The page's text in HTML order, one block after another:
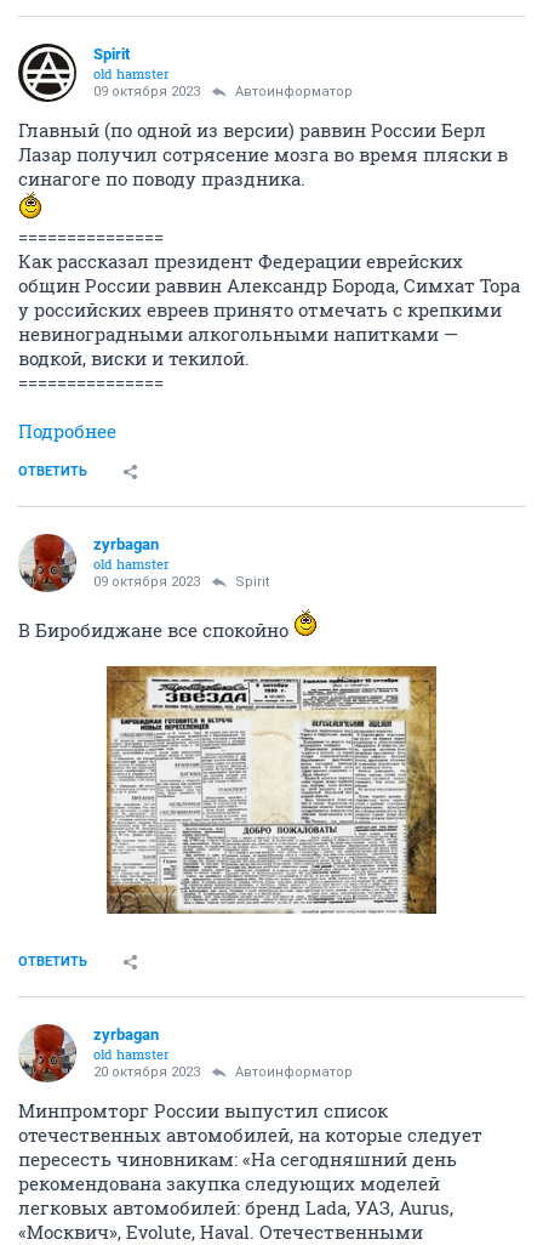
Spirit
old hamster
09 октября 2023 Автоинформатор
Главный (по одной из версии) раввин России Берл
Лазар получил сотрясение мозга во время пляски в
синагоге по поводу праздника.
===============
Как рассказал президент Федерации еврейских
общин России раввин Александр Борода, Симхат Тора
у российских евреев принято отмечать с крепкими
невиноградными алкогольными напитками —
водкой, виски и текилой.
===============
Подробнее
ОТВЕТИТЬ
zyrbagan
old hamster
09 октября 2023 Spirit
В Биробиджане все спокойно
ОТВЕТИТЬ
zyrbagan
old hamster
20 октября 2023 Автоинформатор
Минпромторг России выпустил список
отечественных автомобилей, на которые следует
пересесть чиновникам: «На сегодняшний день
рекомендована закупка следующих моделей
легковых автомобилей: бренд Lada, УАЗ, Aurus,
«Москвич», Evolute, Haval. Отечественными